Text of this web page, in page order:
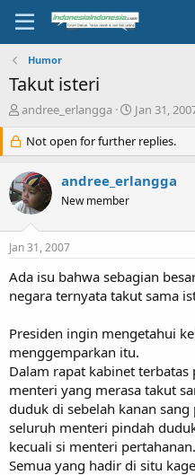
Humor
Takut isteri
T
r
e
a
d
s
r
t
e
r
andree_erlangga
S
a
r
d
Jan 31,
Not open for further replies.
andree_erlangga
New member
Jan 31, 2007
Ada isu bahwa sebagian
negara ternyata takut sama
Presiden ingin mengetahui
menggemparkan itu.
Dalam rapat kabinet
menteri yang merasa takut
duduk di sebelah kanan sang
seluruh menteri pindah
kecuali si menteri pertahanan.
Semua yang hadir di situ